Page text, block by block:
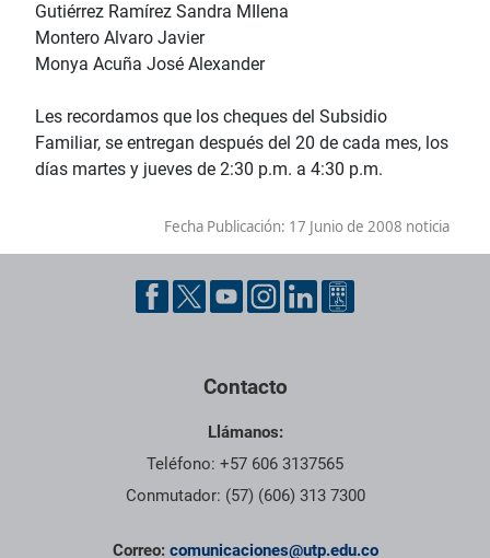
Gutiérrez Ramírez Sandra MIlena
Montero Alvaro Javier
Monya Acuña José Alexander
Les recordamos que los cheques del Subsidio
Familiar, se entregan después del 20 de cada mes, los
días martes y jueves de 2:30 p.m. a 4:30 p.m.
Fecha Publicación: 17 Junio de 2008 noticia
Contacto
Llámanos:
Teléfono: +57 606 3137565
Conmutador: (57) (606) 313 7300
Correo: comunicaciones@utp.edu.co